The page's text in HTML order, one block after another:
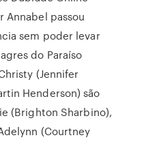
Annabel passou
sem poder levar
do Paraíso
(Jennifer
Henderson) são
(Brighton Sharbino),
(Courtney